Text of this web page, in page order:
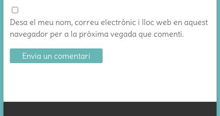
Desa el meu nom, correu electrònic i lloc web en aquest
navegador per a la pròxima vegada que comenti.